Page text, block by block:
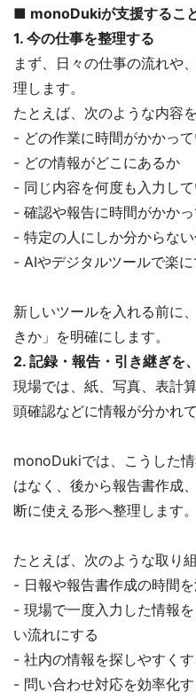
■ monoDukiが支援するこ
1. 今の仕事を整理する
まず、日々の仕事の流れや
理します。
たとえば、次のような内容
- どの作業に時間がかかっ
- どの情報がどこにあるか
- 同じ内容を何度も入力し
- 確認や報告に時間がかか
- 特定の人にしか分からな
- AIやデジタルツールで楽
新しいツールを入れる前に
きか」を明確にします。
2. 記録・報告・引き継ぎを
現場では、紙、写真、表計
頭確認などに情報が分かれ
monoDukiでは、こうした
はなく、後から報告書作成
断に使える形へ整理します。
たとえば、次のような取り
- 日報や報告書作成の時間
- 現場で一度入力した情報
い流れにする
- 社内の情報を探しやすくす
- 問い合わせ対応を効率化す